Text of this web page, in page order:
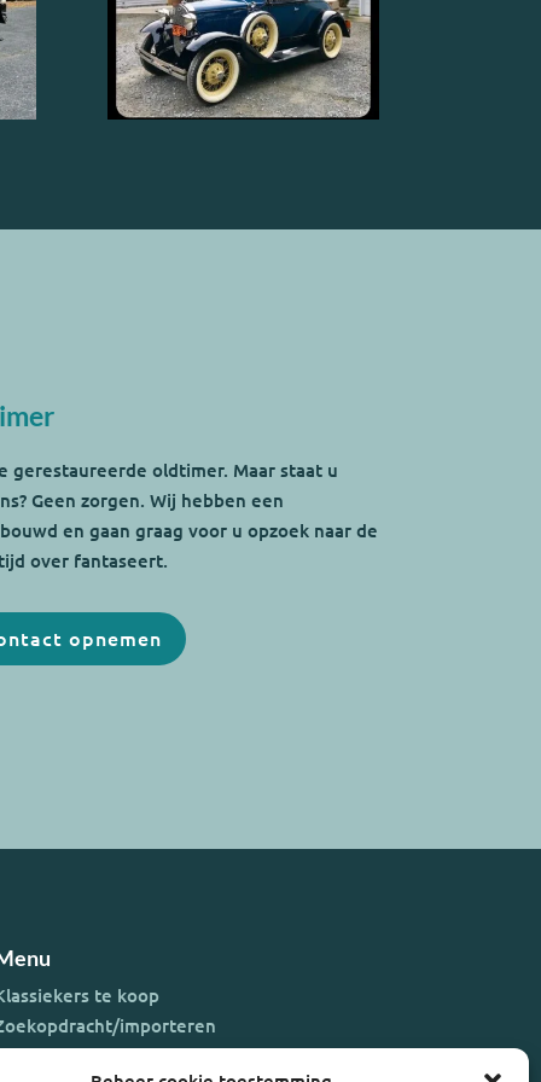
gerestaureerde oldtimer. Maar staat u
Geen zorgen. Wij hebben een
en gaan graag voor u opzoek naar de
over fantaseert.
opnemen
te koop
importeren
verkopen